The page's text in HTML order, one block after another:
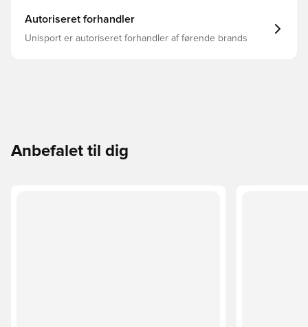
Autoriseret forhandler
Unisport er autoriseret forhandler af førende brands
Anbefalet til dig